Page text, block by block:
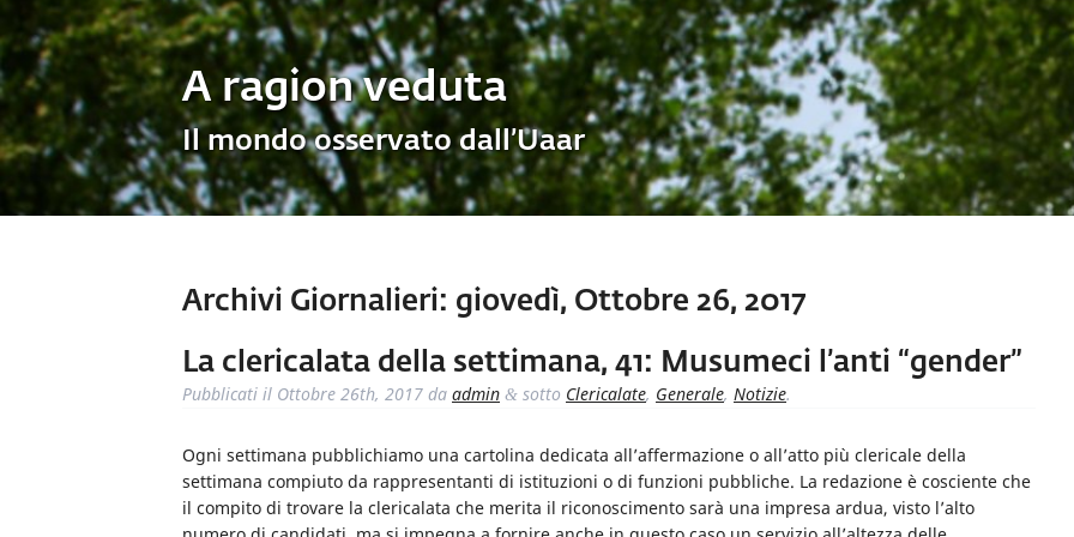
A ragion veduta
Il mondo osservato dall’Uaar
Archivi Giornalieri: giovedì, Ottobre 26, 2017
La clericalata della settimana, 41: Musumeci l’anti “gender”
Pubblicati il Ottobre 26th, 2017 da admin & sotto Clericalate, Generale, Notizie.
Ogni settimana pubblichiamo una cartolina dedicata all’affermazione o all’atto più clericale della
settimana compiuto da rappresentanti di istituzioni o di funzioni pubbliche. La redazione è cosciente che
il compito di trovare la clericalata che merita il riconoscimento sarà una impresa ardua, visto l’alto